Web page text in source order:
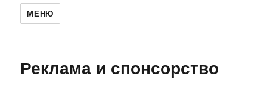
МЕНЮ
Реклама и спонсорство